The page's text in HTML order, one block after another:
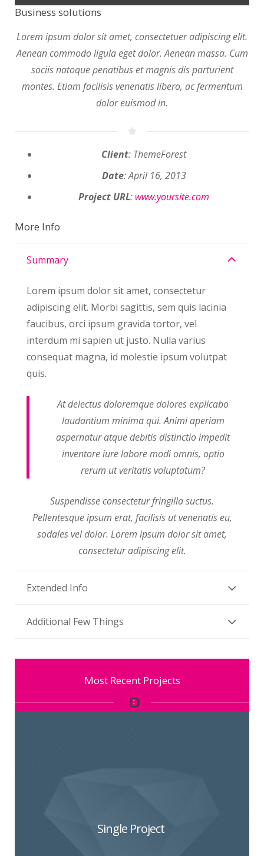
Business solutions
Lorem ipsum dolor sit amet, consectetuer adipiscing elit.
Aenean commodo ligula eget dolor. Aenean massa. Cum
sociis natoque penatibus et magnis dis parturient
montes. Etiam facilisis venenatis libero, ac fermentum
dolor euismod in.
Client: ThemeForest
Date: April 16, 2013
Project URL: www.yoursite.com
More Info
Summary
Lorem ipsum dolor sit amet, consectetur
adipiscing elit. Morbi sagittis, sem quis lacinia
faucibus, orci ipsum gravida tortor, vel
interdum mi sapien ut justo. Nulla varius
consequat magna, id molestie ipsum volutpat
quis.
At delectus doloremque dolores explicabo
laudantium minima qui. Animi aperiam
aspernatur atque debitis distinctio impedit
inventore iure labore modi omnis, optio
rerum ut veritatis voluptatum?
Suspendisse consectetur fringilla suctus.
Pellentesque ipsum erat, facilisis ut venenatis eu,
sodales vel dolor. Lorem ipsum dolor sit amet,
consectetur adipiscing elit.
Extended Info
Additional Few Things
Most Recent Projects
Single Project